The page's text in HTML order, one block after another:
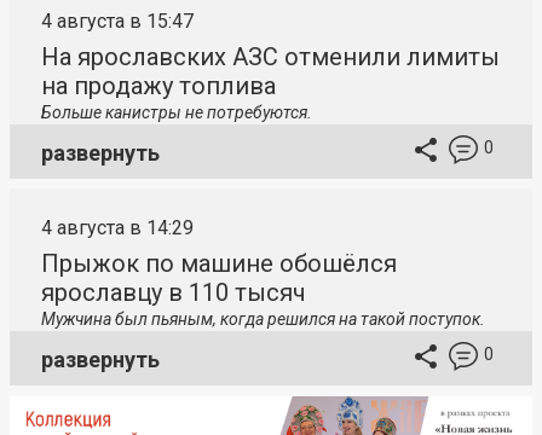
4 августа в 15:47
На ярославских АЗС отменили лимиты
на продажу топлива
Больше канистры не потребуются.
развернуть 0
4 августа в 14:29
Прыжок по машине обошёлся
ярославцу в 110 тысяч
Мужчина был пьяным, когда решился на такой поступок.
развернуть 0